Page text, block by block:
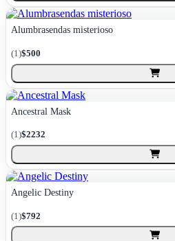
Alumbrasendas misterioso
(1)$500
Ancestral Mask
(1)$2232
Angelic Destiny
(1)$792